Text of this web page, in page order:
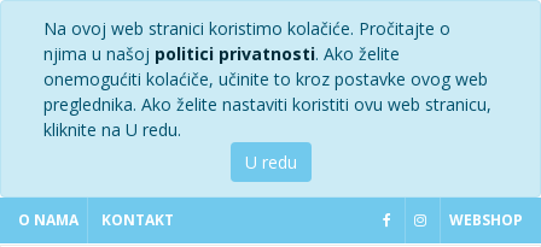
Na ovoj web stranici koristimo kolačiće. Pročitajte o
njima u našoj politici privatnosti. Ako želite
onemogućiti kolaćiče, učinite to kroz postavke ovog web
preglednika. Ako želite nastaviti koristiti ovu web stranicu,
kliknite na U redu.
U redu
O NAMA KONTAKT WEBSHOP